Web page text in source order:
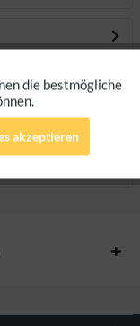
mehr
Aktiv
Aktiv
die bestmögliche
akzeptieren